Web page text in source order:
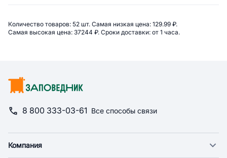
Сводная информация по
Количество товаров: 52 шт. Самая низкая цена: 129.99 ₽.
Самая высокая цена: 37244 ₽. Сроки доставки: от 1 часа.
8 800 333-03-61 Все способы связи
Компания